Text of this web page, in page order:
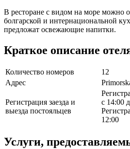
В ресторане с видом на море можно
болгарской и интернациональной
предложат освежающие напитки.
Краткое описание
Количество номеров
12
Адрес
Регистрация заезда и
выезда постояльцев
с 14:00
12:00
Услуги,